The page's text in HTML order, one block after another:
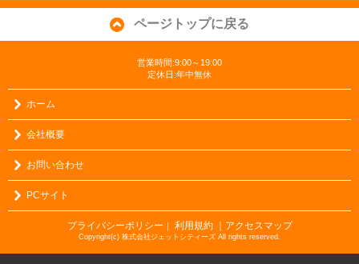
ページトップに戻る
営業時間:9:00～19:00
定休日:年中無休
ホーム
会社概要
お問い合わせ
PCサイト
プライバシーポリシー 利用規約 ｜アクセスマップ
Copyright(c) 株式会社ジェットシティーズ All rights reserved.